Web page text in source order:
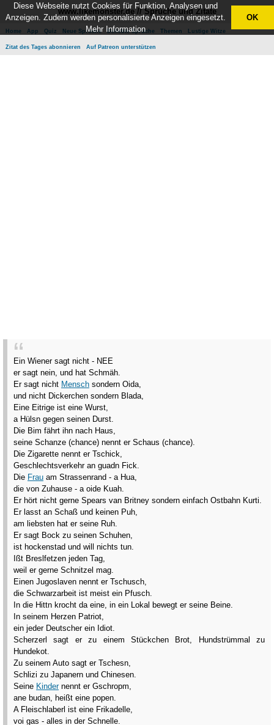
www.likemonster.de // Sprüche und Zitate
Home App Quiz Neue Sprüche Beliebte Sprüche Themen Lustige Witze
Zitat des Tages abonnieren Auf Patreon unterstützen
Ein Wiener sagt nicht - NEE
er sagt nein, und hat Schmäh.
Er sagt nicht Mensch sondern Oida,
und nicht Dickerchen sondern Blada,
Eine Eitrige ist eine Wurst,
a Hülsn gegen seinen Durst.
Die Bim fährt ihn nach Haus,
seine Schanze (chance) nennt er Schaus (chance).
Die Zigarette nennt er Tschick,
Geschlechtsverkehr an guadn Fick.
Die Frau am Strassenrand - a Hua,
die von Zuhause - a oide Kuah.
Er hört nicht gerne Spears van Britney sondern einfach Ostbahn Kurti.
Er lasst an Schaß und keinen Puh,
am liebsten hat er seine Ruh.
Er sagt Bock zu seinen Schuhen,
ist hockenstad und will nichts tun.
Ißt Breslfetzen jeden Tag,
weil er gerne Schnitzel mag.
Einen Jugoslaven nennt er Tschusch,
die Schwarzarbeit ist meist ein Pfusch.
In die Hittn krocht da eine, in ein Lokal bewegt er seine Beine.
In seinem Herzen Patriot,
ein jeder Deutscher ein Idiot.
Scherzerl sagt er zu einem Stückchen Brot, Hundstrümmal zu
Hundekot.
Zu seinem Auto sagt er Tschesn,
Schlizi zu Japanern und Chinesen.
Seine Kindernennt er Gschropm,
ane budan, heißt eine popen.
A Fleischlaberl ist eine Frikadelle,
voi gas - alles in der Schnelle.
Diese Webseite nutzt Cookies für Funktion, Analysen und
Anzeigen. Zudem werden personalisierte Anzeigen eingesetzt.
Mehr Information
OK